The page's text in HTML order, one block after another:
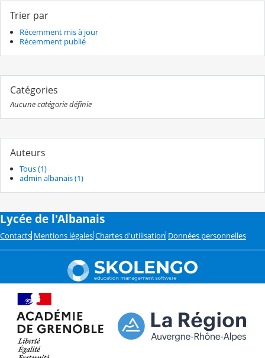
Trier par
Récemment mis à jour
Récemment publié
Catégories
Aucune catégorie définie
Auteurs
Tous (1)
admin albanais (1)
Lycée de l'Albanais
Contacts Mentions légales Chartes d'utilisation Données personnelles